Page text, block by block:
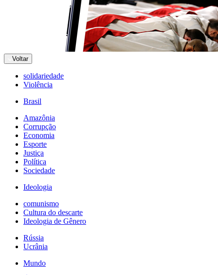
Voltar
solidariedade
Violência
Brasil
Amazônia
Corrupção
Economia
Esporte
Justiça
Política
Sociedade
Ideologia
comunismo
Cultura do descarte
Ideologia de Gênero
Rússia
Ucrânia
Mundo